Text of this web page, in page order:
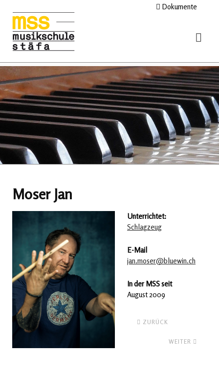
Dokumente
Moser Jan
Unterrichtet:
Schlagzeug
E-Mail
jan.moser@bluewin.ch
In der MSS seit
August 2009
ZURÜCK
WEITER